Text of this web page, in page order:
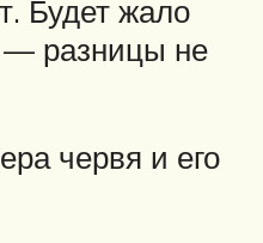
Будет жало
— разницы не
червя и его